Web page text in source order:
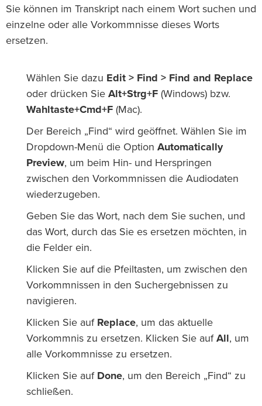
Sie können im Transkript nach einem Wort suchen und
einzelne oder alle Vorkommnisse dieses Worts
ersetzen.
Wählen Sie dazu Edit > Find > Find and Replace
oder drücken Sie Alt+Strg+F (Windows) bzw.
Wahltaste+Cmd+F (Mac).
Der Bereich „Find“ wird geöffnet. Wählen Sie im
Dropdown-Menü die Option Automatically
Preview, um beim Hin- und Herspringen
zwischen den Vorkommnissen die Audiodaten
wiederzugeben.
Geben Sie das Wort, nach dem Sie suchen, und
das Wort, durch das Sie es ersetzen möchten, in
die Felder ein.
Klicken Sie auf die Pfeiltasten, um zwischen den
Vorkommnissen in den Suchergebnissen zu
navigieren.
Klicken Sie auf Replace, um das aktuelle
Vorkommnis zu ersetzen. Klicken Sie auf All , um
alle Vorkommnisse zu ersetzen.
Klicken Sie auf Done, um den Bereich „Find“ zu
schließen.